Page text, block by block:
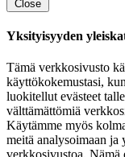
Close
Yksityisyyden
Tämä verkkosivusto
käyttökokemustasi,
luokitellut evästeet
välttämättömiä
Käytämme myös
meitä analysoimaan ja